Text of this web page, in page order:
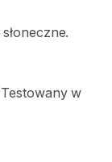
słoneczne.
Testowany w